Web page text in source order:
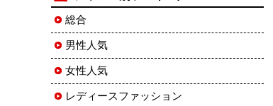
総合
男性人気
女性人気
レディースファッション